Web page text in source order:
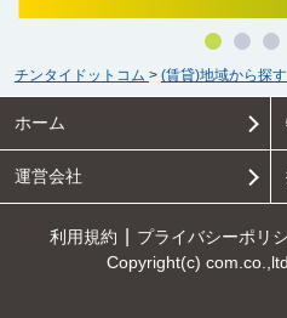
チンタイドットコム > (賃貸)地域から探す
ホーム
運営会社
利用規約 プライバシーポリ
Copyright(c)